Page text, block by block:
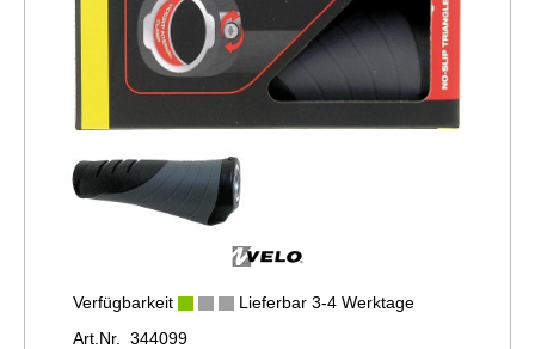
Verfügbarkeit
Lieferbar 3-4 Werktage
Art.Nr. 344099